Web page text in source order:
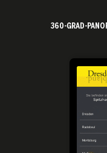
360-GRAD-